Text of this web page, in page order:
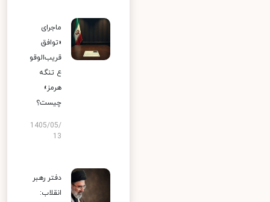
ماجرای
«توافق
قریب‌الوقو
ع تنگه
هرمز»
چیست؟
1405/05/
13
دفتر رهبر
انقلاب: